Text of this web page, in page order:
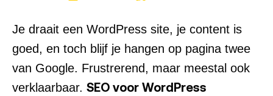
Je draait een WordPress site, je content is
goed, en toch blijf je hangen op pagina twee
van Google. Frustrerend, maar meestal ook
verklaarbaar. SEO voor WordPress